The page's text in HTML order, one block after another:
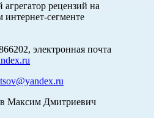
рецензий на
сегменте
электронная почта
Максим Дмитриевич